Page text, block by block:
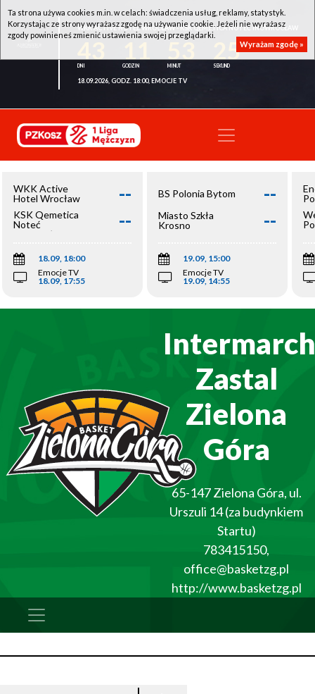
WKK ACTIVE HOTEL WROCŁAW - KSK QEMETICA NOTEĆ INOWROCŁAW
25
18.09.2026, GODZ. 18:00, EMOCJE TV
WKK Active
Hotel Wrocław
--
KSK Qemetica
Noteć
Inowrocław
--
18.09, 18:00
Emocje TV
18.09, 17:55
BS Polonia Bytom --
Miasto Szkła
Krosno
--
19.09, 15:00
Emocje TV
19.09, 14:55
Zastal
Zielona
Góra
65-147 Zielona Góra, ul.
Urszuli 14 (za budynkiem
Startu)
783415150,
office@basketzg.pl
http://www.basketzg.pl
Ta strona używa cookies m.in. w celach: świadczenia usług, reklamy, statystyk.
Korzystając ze strony wyrażasz zgodę na używanie cookie. Jeżeli nie wyrażasz
zgody powinieneś zmienić ustawienia swojej przeglądarki.
Wyrażam zgodę »